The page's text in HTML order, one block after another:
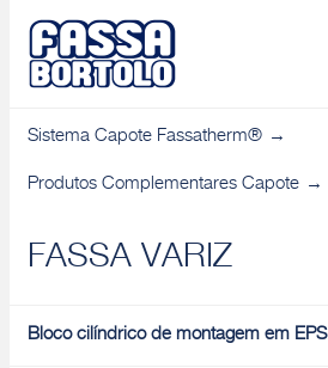
Sistema Capote Fassatherm®
Produtos Complementares Capote
FASSA VARIZ
Bloco cilíndrico de montagem em EPS